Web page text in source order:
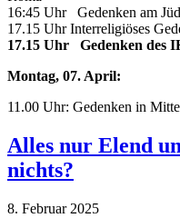
16:45 Uhr Gedenken am
17.15 Uhr Interreligiöses
17.15 Uhr Gedenken des
Montag, 07. April:
11.00 Uhr: Gedenken in
Alles nur Elend
nichts?
8. Februar 2025